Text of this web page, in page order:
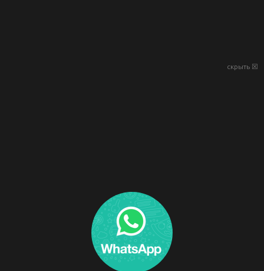
скрыть ☒